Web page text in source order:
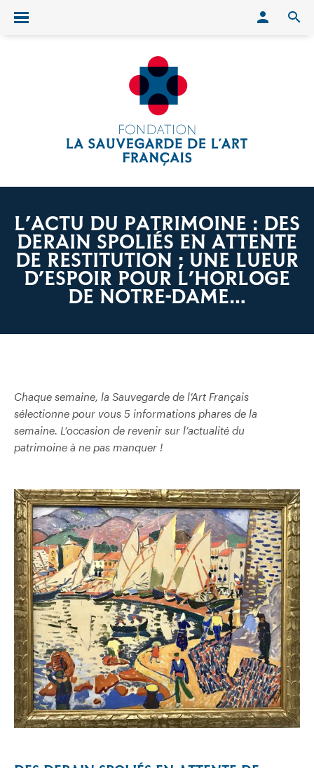
Ouvrir/fermer le menu
L’ACTU DU PATRIMOINE : DES
DERAIN SPOLIÉS EN ATTENTE
DE RESTITUTION ; UNE LUEUR
D’ESPOIR POUR L’HORLOGE
DE NOTRE-DAME…
Chaque semaine, la Sauvegarde de l’Art Français
sélectionne pour vous 5 informations phares de la
semaine. L’occasion de revenir sur l’actualité du
patrimoine à ne pas manquer !